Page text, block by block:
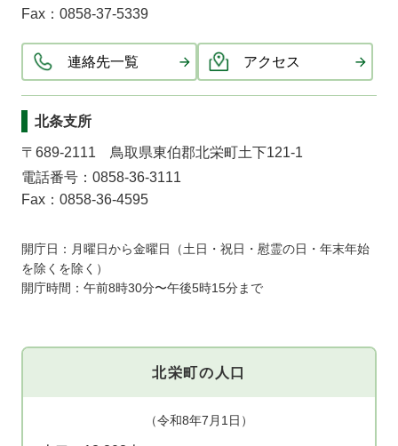
Fax：0858-37-5339
連絡先一覧 アクセス
北条支所
〒689-2111 鳥取県東伯郡北栄町土下121-1
電話番号：0858-36-3111
Fax：0858-36-4595
開庁日：月曜日から金曜日（土日・祝日・慰霊の日・年末年始
を除くを除く）
開庁時間：午前8時30分〜午後5時15分まで
北栄町の人口
（令和8年7月1日）